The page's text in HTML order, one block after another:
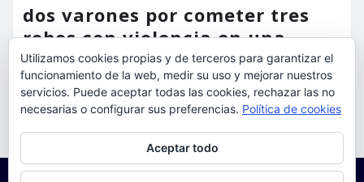
dos varones por cometer tres
robos con violencia en una
misma mañana
torrent al dia Ago 7, 2026
Utilizamos cookies propias y de terceros para garantizar el
funcionamiento de la web, medir su uso y mejorar nuestros
servicios. Puede aceptar todas las cookies, rechazar las no
necesarias o configurar sus preferencias. Política de cookies
Aceptar todo